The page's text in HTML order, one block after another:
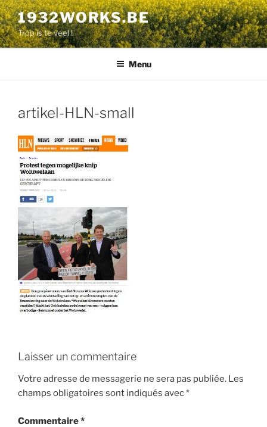
Aller
au
contenu
principal
1932WORKS.BE
Trop is te veel !
Menu
artikel-HLN-small
Laisser un commentaire
Votre adresse de messagerie ne sera pas publiée. Les
champs obligatoires sont indiqués avec*
Commentaire*